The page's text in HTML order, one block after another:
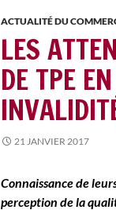
ACTUALITÉ DU
LES
DE TPE
21 JANVIER 2017
Connaissance de
perception de la